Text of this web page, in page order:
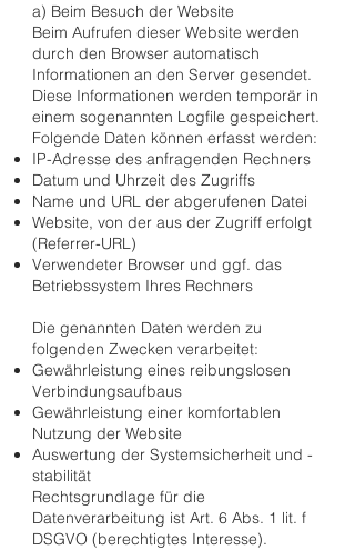
a) Beim Besuch der Website
Beim Aufrufen dieser Website werden
durch den Browser automatisch
Informationen an den Server gesendet.
Diese Informationen werden temporär in
einem sogenannten Logfile gespeichert.
Folgende Daten können erfasst werden:
IP-Adresse des anfragenden Rechners
Datum und Uhrzeit des Zugriffs
Name und URL der abgerufenen Datei
Website, von der aus der Zugriff erfolgt
(Referrer-URL)
Verwendeter Browser und ggf. das
Betriebssystem Ihres Rechners
Die genannten Daten werden zu
folgenden Zwecken verarbeitet:
Gewährleistung eines reibungslosen
Verbindungsaufbaus
Gewährleistung einer komfortablen
Nutzung der Website
Auswertung der Systemsicherheit und -
stabilität
Rechtsgrundlage für die
Datenverarbeitung ist Art. 6 Abs. 1 lit. f
DSGVO (berechtigtes Interesse).